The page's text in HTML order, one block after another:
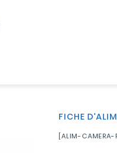
FICHE
[ALIM-CAMERA-